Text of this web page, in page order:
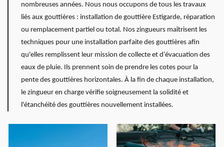
nombreuses années. Nous nous occupons de tous les travaux
liés aux gouttières : installation de gouttière Estigarde, réparation
ou remplacement partiel ou total. Nos zingueurs maîtrisent les
techniques pour une installation parfaite des gouttières afin
qu'elles remplissent leur mission de collecte et d’évacuation des
eaux de pluie. Ils prennent soin de prendre les cotes pour la
pente des gouttières horizontales. À la fin de chaque installation,
le zingueur en charge vérifie soigneusement la solidité et
l'étanchéité des gouttières nouvellement installées.